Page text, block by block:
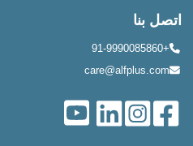
اتصل بنا
+91-9990085860
care@alfplus.com